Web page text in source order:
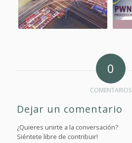
0
COMENTARIOS
Dejar un comentario
¿Quieres unirte a la conversación?
Siéntete libre de contribuir!